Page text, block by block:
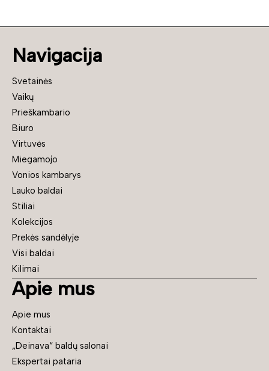
Navigacija
Svetainės
Vaikų
Prieškambario
Biuro
Virtuvės
Miegamojo
Vonios kambarys
Lauko baldai
Stiliai
Kolekcijos
Prekės sandėlyje
Visi baldai
Kilimai
Apie mus
Apie mus
Kontaktai
„Deinava“ baldų salonai
Ekspertai pataria